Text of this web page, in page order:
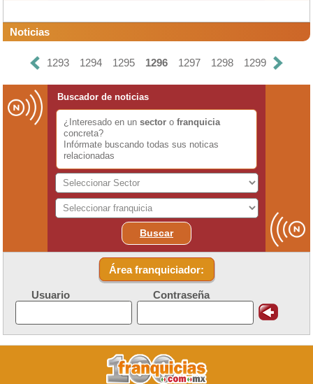
Noticias
1293 1294 1295 1296 1297 1298 1299
Buscador de noticias
¿Interesado en un sector o franquicia
concreta?
Infórmate buscando todas sus noticas
relacionadas
Buscar
Área franquiciador:
Usuario Contraseña